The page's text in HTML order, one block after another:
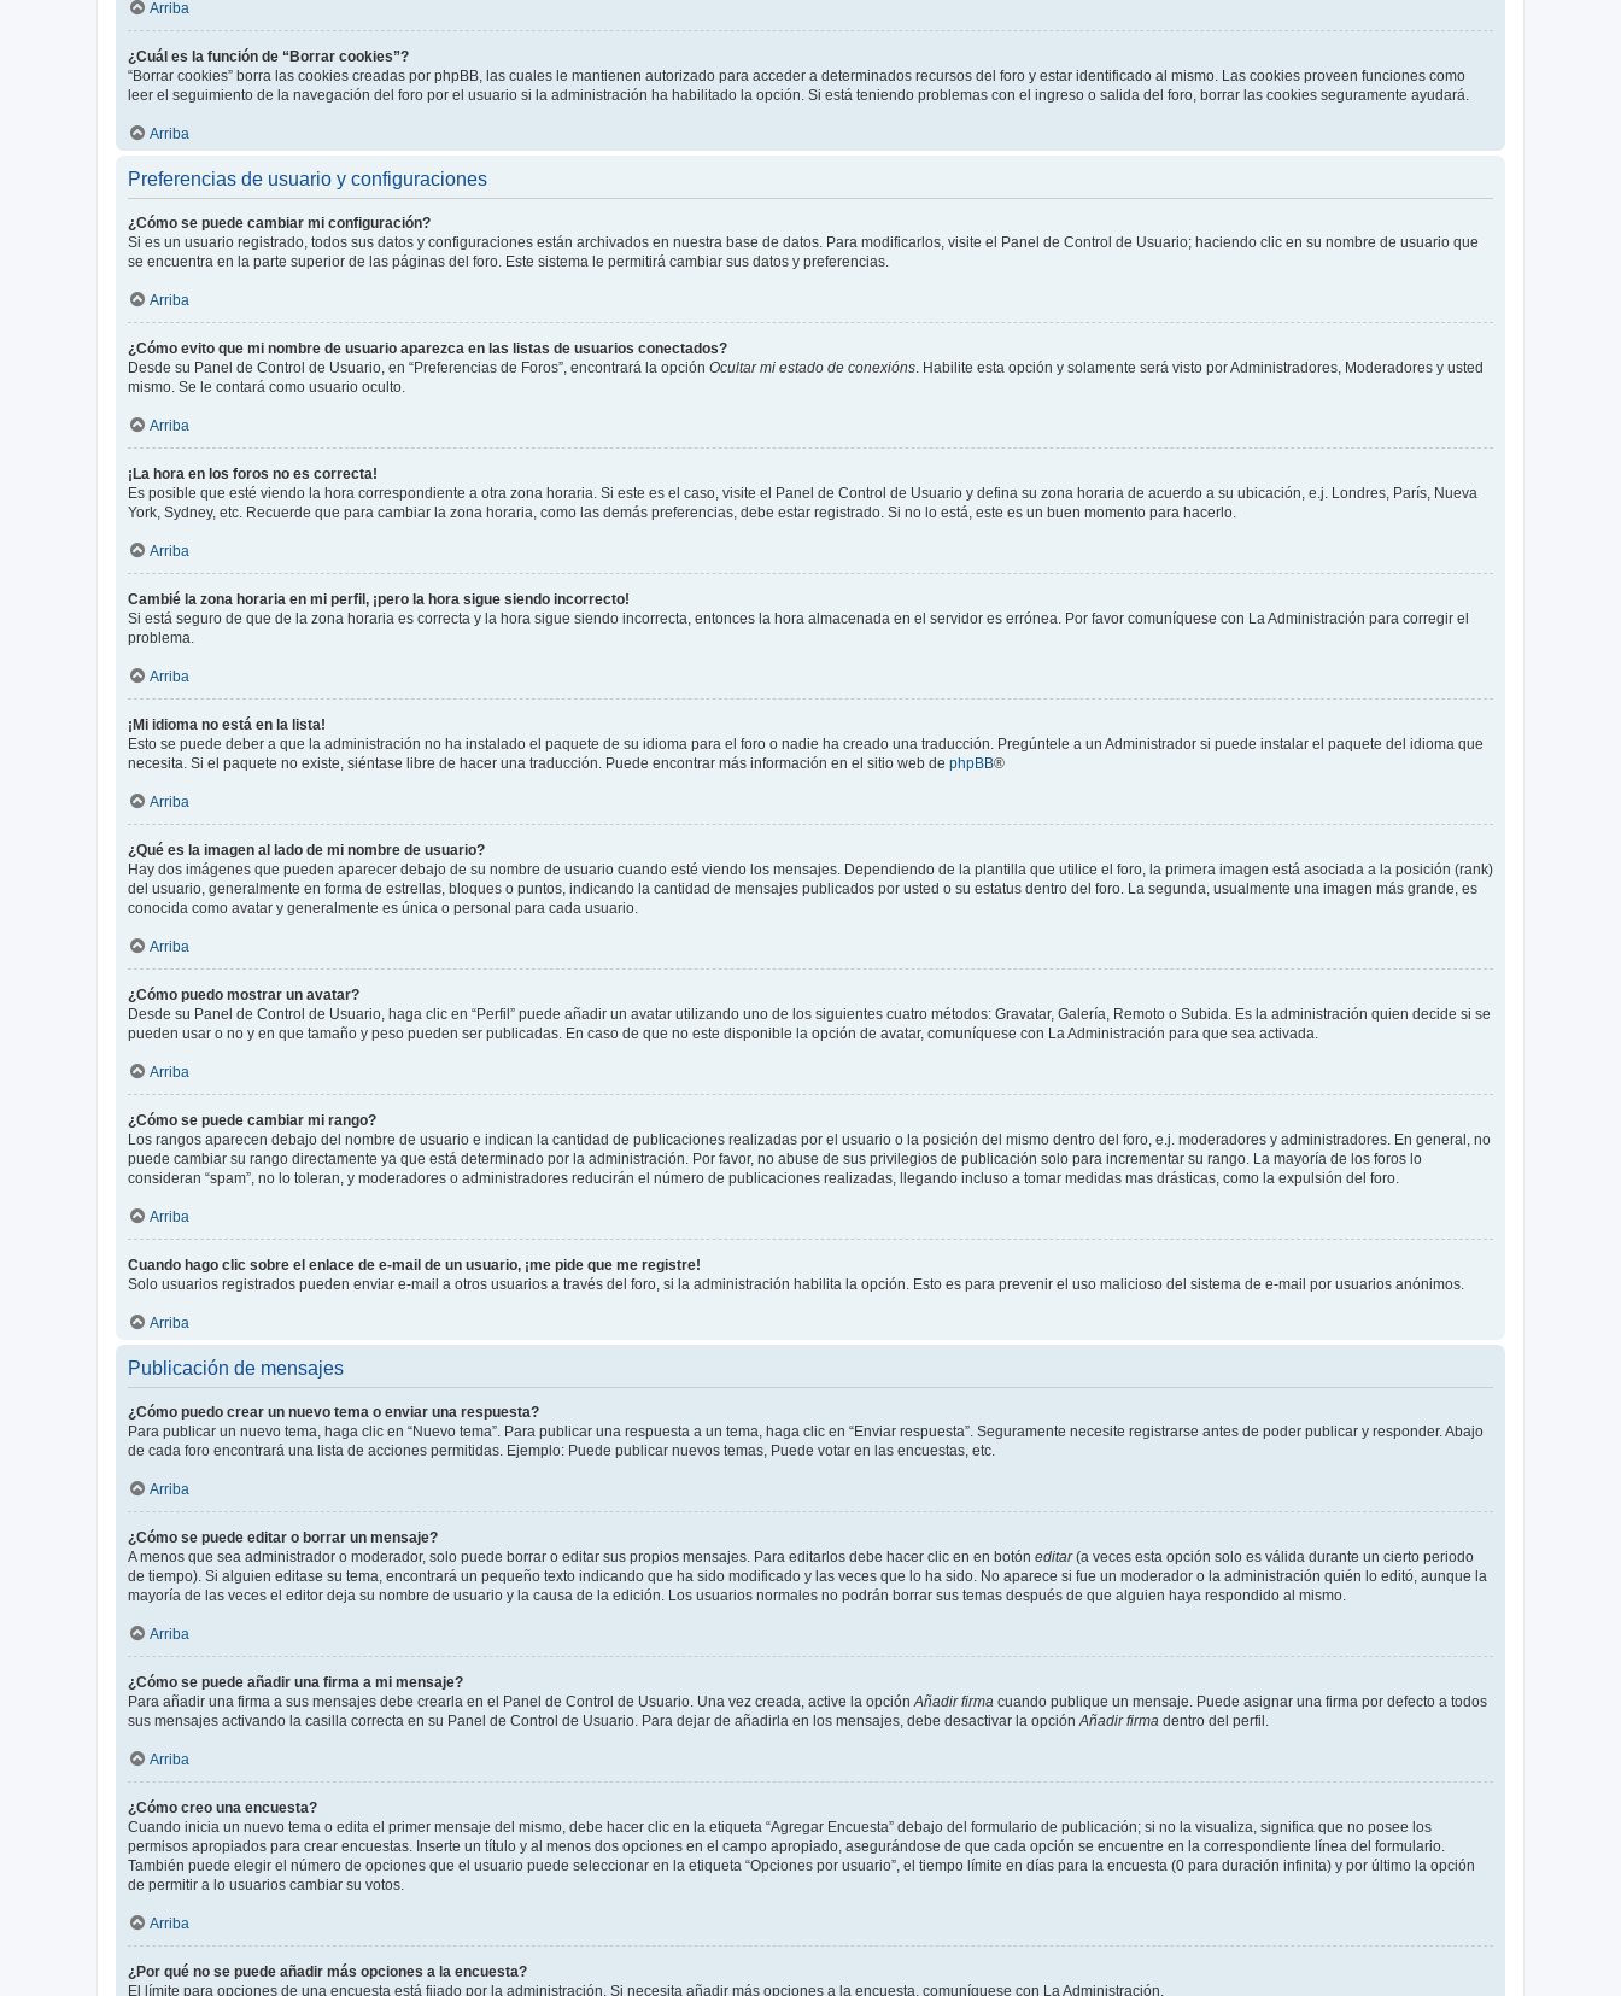
Arriba
¿Cuál es la función de “Borrar cookies”?
“Borrar cookies” borra las cookies creadas por phpBB, las cuales le mantienen autorizado para acceder a determinados recursos del foro y estar identificado al mismo. Las cookies proveen funciones como
leer el seguimiento de la navegación del foro por el usuario si la administración ha habilitado la opción. Si está teniendo problemas con el ingreso o salida del foro, borrar las cookies seguramente ayudará.
Arriba
Preferencias de usuario y configuraciones
¿Cómo se puede cambiar mi configuración?
Si es un usuario registrado, todos sus datos y configuraciones están archivados en nuestra base de datos. Para modificarlos, visite el Panel de Control de Usuario; haciendo clic en su nombre de usuario que
se encuentra en la parte superior de las páginas del foro. Este sistema le permitirá cambiar sus datos y preferencias.
Arriba
¿Cómo evito que mi nombre de usuario aparezca en las listas de usuarios conectados?
Desde su Panel de Control de Usuario, en “Preferencias de Foros”, encontrará la opción Ocultar mi estado de conexións . Habilite esta opción y solamente será visto por Administradores, Moderadores y usted
mismo. Se le contará como usuario oculto.
Arriba
¡La hora en los foros no es correcta!
Es posible que esté viendo la hora correspondiente a otra zona horaria. Si este es el caso, visite el Panel de Control de Usuario y defina su zona horaria de acuerdo a su ubicación, e.j. Londres, París, Nueva
York, Sydney, etc. Recuerde que para cambiar la zona horaria, como las demás preferencias, debe estar registrado. Si no lo está, este es un buen momento para hacerlo.
Arriba
Cambié la zona horaria en mi perfil, ¡pero la hora sigue siendo incorrecto!
Si está seguro de que de la zona horaria es correcta y la hora sigue siendo incorrecta, entonces la hora almacenada en el servidor es errónea. Por favor comuníquese con La Administración para corregir el
problema.
Arriba
¡Mi idioma no está en la lista!
Esto se puede deber a que la administración no ha instalado el paquete de su idioma para el foro o nadie ha creado una traducción. Pregúntele a un Administrador si puede instalar el paquete del idioma que
necesita. Si el paquete no existe, siéntase libre de hacer una traducción. Puede encontrar más información en el sitio web de phpBB®
Arriba
¿Qué es la imagen al lado de mi nombre de usuario?
Hay dos imágenes que pueden aparecer debajo de su nombre de usuario cuando esté viendo los mensajes. Dependiendo de la plantilla que utilice el foro, la primera imagen está asociada a la posición (rank)
del usuario, generalmente en forma de estrellas, bloques o puntos, indicando la cantidad de mensajes publicados por usted o su estatus dentro del foro. La segunda, usualmente una imagen más grande, es
conocida como avatar y generalmente es única o personal para cada usuario.
Arriba
¿Cómo puedo mostrar un avatar?
Desde su Panel de Control de Usuario, haga clic en “Perfil” puede añadir un avatar utilizando uno de los siguientes cuatro métodos: Gravatar, Galería, Remoto o Subida. Es la administración quien decide si se
pueden usar o no y en que tamaño y peso pueden ser publicadas. En caso de que no este disponible la opción de avatar, comuníquese con La Administración para que sea activada.
Arriba
¿Cómo se puede cambiar mi rango?
Los rangos aparecen debajo del nombre de usuario e indican la cantidad de publicaciones realizadas por el usuario o la posición del mismo dentro del foro, e.j. moderadores y administradores. En general, no
puede cambiar su rango directamente ya que está determinado por la administración. Por favor, no abuse de sus privilegios de publicación solo para incrementar su rango. La mayoría de los foros lo
consideran “spam”, no lo toleran, y moderadores o administradores reducirán el número de publicaciones realizadas, llegando incluso a tomar medidas mas drásticas, como la expulsión del foro.
Arriba
Cuando hago clic sobre el enlace de e-mail de un usuario, ¡me pide que me registre!
Solo usuarios registrados pueden enviar e-mail a otros usuarios a través del foro, si la administración habilita la opción. Esto es para prevenir el uso malicioso del sistema de e-mail por usuarios anónimos.
Arriba
Publicación de mensajes
¿Cómo puedo crear un nuevo tema o enviar una respuesta?
Para publicar un nuevo tema, haga clic en “Nuevo tema”. Para publicar una respuesta a un tema, haga clic en “Enviar respuesta”. Seguramente necesite registrarse antes de poder publicar y responder. Abajo
de cada foro encontrará una lista de acciones permitidas. Ejemplo: Puede publicar nuevos temas, Puede votar en las encuestas, etc.
Arriba
¿Cómo se puede editar o borrar un mensaje?
A menos que sea administrador o moderador, solo puede borrar o editar sus propios mensajes. Para editarlos debe hacer clic en en botón editar(a veces esta opción solo es válida durante un cierto periodo
de tiempo). Si alguien editase su tema, encontrará un pequeño texto indicando que ha sido modificado y las veces que lo ha sido. No aparece si fue un moderador o la administración quién lo editó, aunque la
mayoría de las veces el editor deja su nombre de usuario y la causa de la edición. Los usuarios normales no podrán borrar sus temas después de que alguien haya respondido al mismo.
Arriba
¿Cómo se puede añadir una firma a mi mensaje?
Para añadir una firma a sus mensajes debe crearla en el Panel de Control de Usuario. Una vez creada, active la opción Añadir firma cuando publique un mensaje. Puede asignar una firma por defecto a todos
sus mensajes activando la casilla correcta en su Panel de Control de Usuario. Para dejar de añadirla en los mensajes, debe desactivar la opción Añadir firma dentro del perfil.
Arriba
¿Cómo creo una encuesta?
Cuando inicia un nuevo tema o edita el primer mensaje del mismo, debe hacer clic en la etiqueta “Agregar Encuesta” debajo del formulario de publicación; si no la visualiza, significa que no posee los
permisos apropiados para crear encuestas. Inserte un título y al menos dos opciones en el campo apropiado, asegurándose de que cada opción se encuentre en la correspondiente línea del formulario.
También puede elegir el número de opciones que el usuario puede seleccionar en la etiqueta “Opciones por usuario”, el tiempo límite en días para la encuesta (0 para duración infinita) y por último la opción
de permitir a lo usuarios cambiar su votos.
Arriba
¿Por qué no se puede añadir más opciones a la encuesta?
El límite para opciones de una encuesta está fijado por la administración. Si necesita añadir más opciones a la encuesta, comuníquese con La Administración.